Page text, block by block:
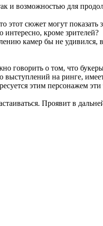
и возможностью для
сюжет могут показать
кроме зрителей?
камер бы не
о том, что
на ринге,
этим персонажем
Проявит в